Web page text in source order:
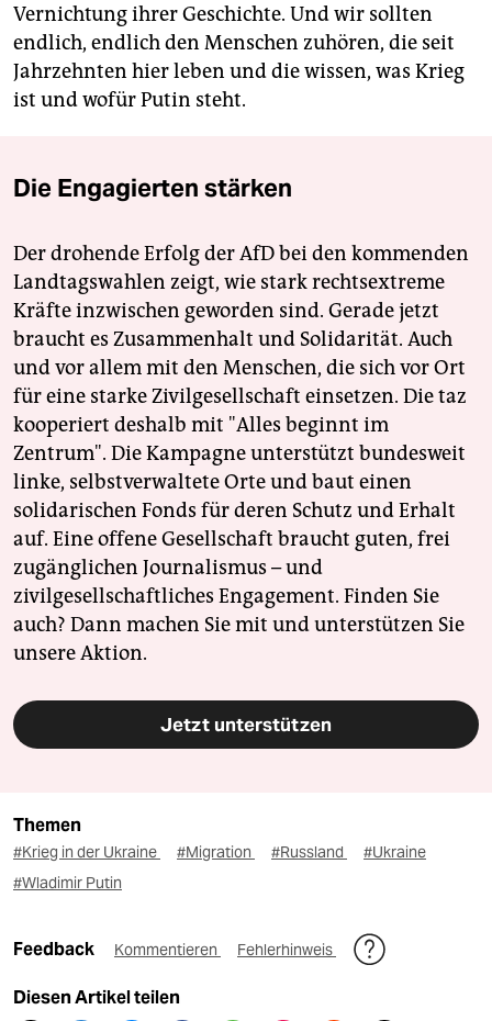
Vernichtung ihrer Geschichte. Und wir sollten
endlich, endlich den Menschen zuhören, die seit
Jahrzehnten hier leben und die wissen, was Krieg
ist und wofür Putin steht.
Die Engagierten stärken
Der drohende Erfolg der AfD bei den kommenden
Landtagswahlen zeigt, wie stark rechtsextreme
Kräfte inzwischen geworden sind. Gerade jetzt
braucht es Zusammenhalt und Solidarität. Auch
und vor allem mit den Menschen, die sich vor Ort
für eine starke Zivilgesellschaft einsetzen. Die taz
kooperiert deshalb mit "Alles beginnt im
Zentrum". Die Kampagne unterstützt bundesweit
linke, selbstverwaltete Orte und baut einen
solidarischen Fonds für deren Schutz und Erhalt
auf. Eine offene Gesellschaft braucht guten, frei
zugänglichen Journalismus – und
zivilgesellschaftliches Engagement. Finden Sie
auch? Dann machen Sie mit und unterstützen Sie
unsere Aktion.
Jetzt unterstützen
Themen
#Krieg in der Ukraine #Migration #Russland
#Ukraine
#Wladimir Putin
Feedback Kommentieren Fehlerhinweis
Diesen Artikel teilen